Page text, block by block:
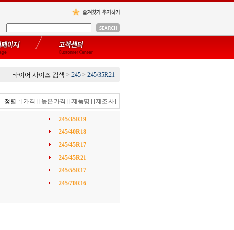
타이어 사이즈 검색 > 245 > 245/35R21
정렬 : [가격] [높은가격] [제품명] [제조사]
245/35R19
245/40R18
245/45R17
245/45R21
245/55R17
245/70R16